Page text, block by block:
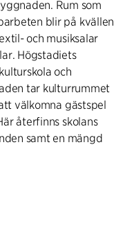
Rum som
blir på kvällen
och musiksalar
Högstadiets
och
tar kulturrummet
välkomna gästspel
återfinns skolans
samt en mängd